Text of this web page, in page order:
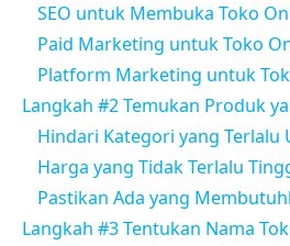
SEO untuk Membuka Toko
Paid Marketing untuk Toko
Platform Marketing untuk
Langkah #2 Temukan Produk
Hindari Kategori yang Terlalu
Harga yang Tidak Terlalu
Pastikan Ada yang
Langkah #3 Tentukan Nama